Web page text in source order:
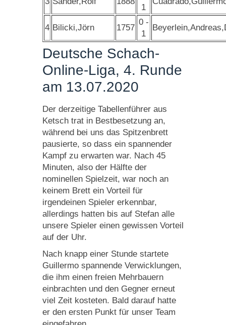
1
4 Bilicki,Jörn 1757
0 -
1
Deutsche Schach-
Online-Liga, 4. Runde
am 13.07.2020
Der derzeitige Tabellenführer aus
Ketsch trat in Bestbesetzung an,
während bei uns das Spitzenbrett
pausierte, so dass ein spannender
Kampf zu erwarten war. Nach 45
Minuten, also der Hälfte der
nominellen Spielzeit, war noch an
keinem Brett ein Vorteil für
irgendeinen Spieler erkennbar,
allerdings hatten bis auf Stefan alle
unsere Spieler einen gewissen Vorteil
auf der Uhr.
Nach knapp einer Stunde startete
Guillermo spannende Verwicklungen,
die ihm einen freien Mehrbauern
einbrachten und den Gegner erneut
viel Zeit kosteten. Bald darauf hatte
er den ersten Punkt für unser Team